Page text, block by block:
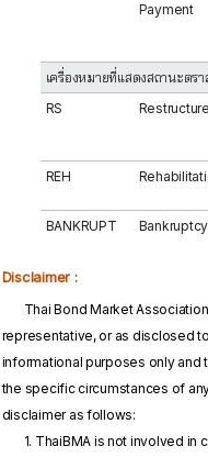
Payment
เครื่องหมายที่แสดงสถานะต
RS
Restructure
REH
BANKRUPT
Bankruptcy
Disclaimer :
Thai Bond Market
representative, or as disclosed
informational purposes only and
the specific circumstances of
disclaimer as follows:
1. ThaiBMA is not involved